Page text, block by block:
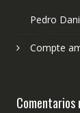
Pedro
Compte